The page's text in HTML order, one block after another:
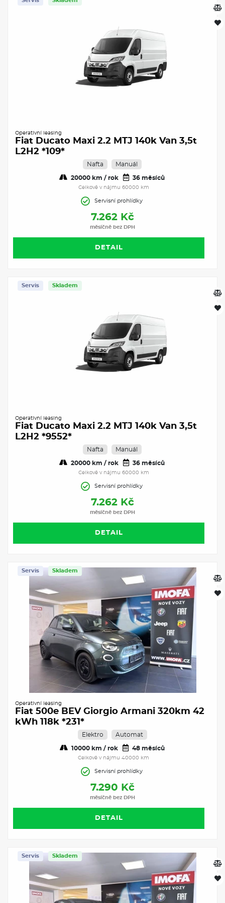
Operativní leasing
Fiat Ducato Maxi 2.2 MTJ 140k Van 3,5t
L2H2 *109*
Nafta Manuál
20000 km / rok 36 měsíců
Celkově v nájmu 60000 km
Servisní prohlídky
7.262 Kč
měsíčně bez DPH
DETAIL
Skladem
Servis
Operativní leasing
Fiat Ducato Maxi 2.2 MTJ 140k Van 3,5t
L2H2 *9552*
Nafta Manuál
20000 km / rok 36 měsíců
Celkově v nájmu 60000 km
Servisní prohlídky
7.262 Kč
měsíčně bez DPH
DETAIL
Skladem
Servis
Operativní leasing
Fiat 500e BEV Giorgio Armani 320km 42
kWh 118k *231*
Elektro Automat
10000 km / rok 48 měsíců
Celkově v nájmu 40000 km
Servisní prohlídky
7.290 Kč
měsíčně bez DPH
DETAIL
Skladem
Servis